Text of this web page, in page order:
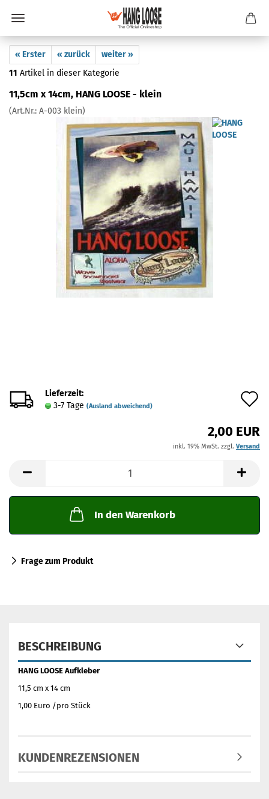
« Erster « zurück
weiter »
11 Artikel in dieser Kategorie
11,5cm x 14cm, HANG LOOSE - klein
(Art.Nr.: A-003 klein)
Lieferzeit:
3-7 Tage (Ausland abweichend)
2,00 EUR
inkl. 19% MwSt. zzgl. Versand
In den Warenkorb
Frage zum Produkt
BESCHREIBUNG
HANG LOOSE Aufkleber
11,5 cm x 14 cm
1,00 Euro /pro Stück
KUNDENREZENSIONEN